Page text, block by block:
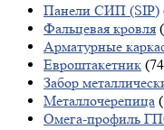
Панели СИП (SIP)
Фальцевая кровля
Арматурные
Евроштакетник
Забор
Металлочерепица
Омега-профиль